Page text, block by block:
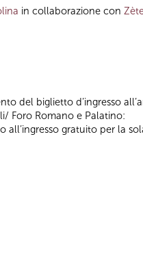
in collaborazione con
del biglietto d’ingresso
Foro Romano e Palatino:
all’ingresso gratuito per la